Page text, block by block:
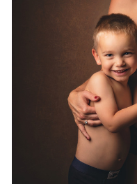
SÉANCE PHOTO